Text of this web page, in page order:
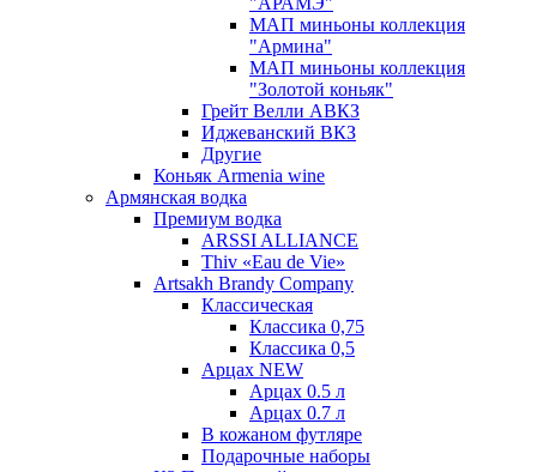
МАП миньоны коллекция
"Армина"
МАП миньоны коллекция
"Золотой коньяк"
Грейт Велли АВКЗ
Иджеванский ВКЗ
Другие
Коньяк Armenia wine
Армянская водка
Премиум водка
ARSSI ALLIANCE
Thiv «Eau de Vie»
Artsakh Brandy Company
Классическая
Классика 0,75
Классика 0,5
Арцах NEW
Арцах 0.5 л
Арцах 0.7 л
В кожаном футляре
Подарочные наборы